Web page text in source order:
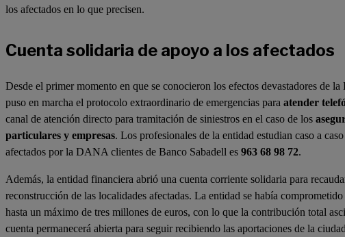
los afectados en lo que precisen.
Cuenta solidaria de apoyo a los afectados
Desde el primer momento en que se conocieron los efectos devastadores de
puso en marcha el protocolo extraordinario de emergencias para atender
canal de atención directo para tramitación de siniestros en el caso de los
particulares y empresas. Los profesionales de la entidad estudian caso a
afectados por la DANA clientes de Banco Sabadell es 963 68 98 72.
Además, la entidad financiera abrió una cuenta corriente solidaria para
reconstrucción de las localidades afectadas. La entidad se había
hasta un máximo de tres millones de euros, con lo que la contribución total
cuenta permanecerá abierta para seguir recibiendo las aportaciones de la